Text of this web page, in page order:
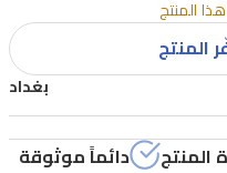
المنتج
بغداد
المنتج
دائماً موثوقة